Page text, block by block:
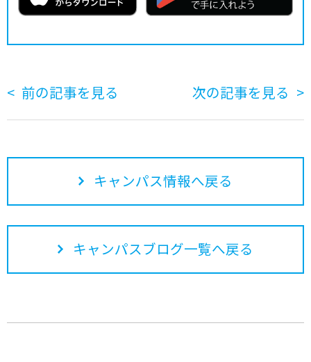
前の記事を見る 次の記事を見る
キャンパス情報へ戻る
キャンパスブログ一覧へ戻る